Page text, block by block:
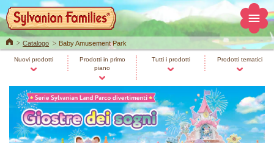
HomeCatalogo Baby Amusement Park
Nuovi prodotti
Prodotti in primo
piano
Tutti i prodotti Prodotti tematici